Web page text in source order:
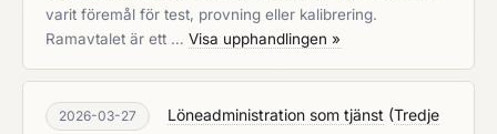
varit föremål för test, provning eller kalibrering.
Ramavtalet är ett … Visa upphandlingen »
2026-03-27 Löneadministration som tjänst (Tredje